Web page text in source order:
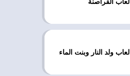
العاب ولد النار وبنت الماء